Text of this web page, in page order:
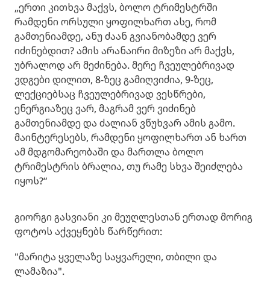
„ერთი კითხვა მაქვს, ბოლო ტრიმესტრში
რამდენი ორსული ყოფილხართ ასე, რომ
გამთენიამდე, ანუ ძაან გვიანობამდე ვერ
იძინებდით? ამის არანაირი მიზეზი არ მაქვს,
უბრალოდ არ მეძინება. მერე ჩვეულებრივად
ვდგები დილით, 8-ზეც გამიღვიძია, 9-ზეც,
ლექციებსაც ჩვეულებრივად ვესწრები,
ენერგიაზეც ვარ, მაგრამ ვერ ვიძინებ
გამთენიამდე და ძალიან ვწუხვარ ამის გამო.
მაინტერესებს, რამდენი ყოფილხართ ან ხართ
ამ მდგომარეობაში და მართლა ბოლო
ტრიმესტრის ბრალია, თუ რამე სხვა შეიძლება
იყოს?“
გიორგი გასვიანი კი მეუღლესთან ერთად მორიგ
ფოტოს აქვეყნებს წარწერით:
"მარიტა ყველაზე საყვარელი, თბილი და
ლამაზია".